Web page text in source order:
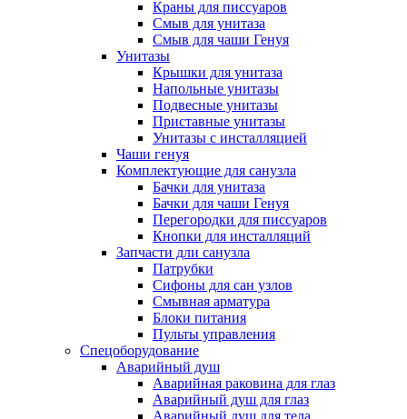
Краны для писсуаров
Смыв для унитаза
Смыв для чаши Генуя
Унитазы
Крышки для унитаза
Напольные унитазы
Подвесные унитазы
Приставные унитазы
Унитазы с инсталляцией
Чаши генуя
Комплектующие для санузла
Бачки для унитаза
Бачки для чаши Генуя
Перегородки для писсуаров
Кнопки для инсталляций
Запчасти дли санузла
Патрубки
Сифоны для сан узлов
Смывная арматура
Блоки питания
Пульты управления
Спецоборудование
Аварийный душ
Аварийная раковина для глаз
Аварийный душ для глаз
Аварийный душ для тела